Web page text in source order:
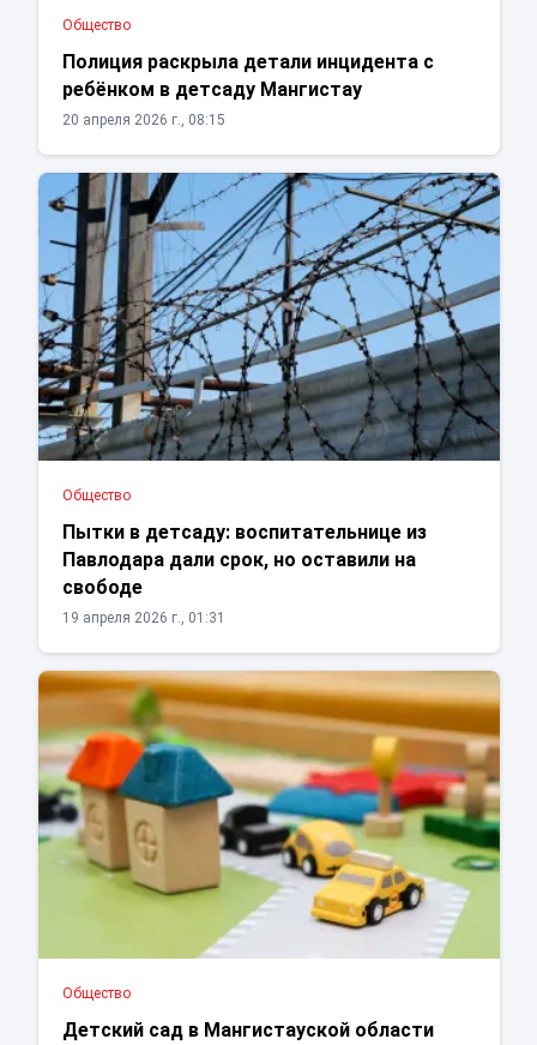
Общество
Полиция раскрыла детали инцидента с
ребёнком в детсаду Мангистау
20 апреля 2026 г., 08:15
Общество
Пытки в детсаду: воспитательнице из
Павлодара дали срок, но оставили на
свободе
19 апреля 2026 г., 01:31
Общество
Детский сад в Мангистауской области